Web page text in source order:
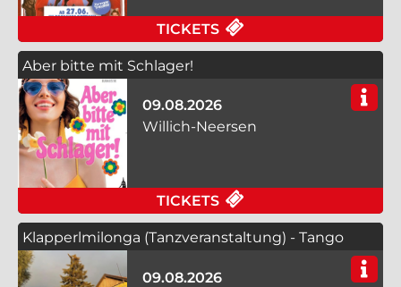
TICKETS
Aber bitte mit Schlager!
09.08.2026
Willich-Neersen
TICKETS
Klapperlmilonga (Tanzveranstaltung) - Tango
Nuevo
09.08.2026